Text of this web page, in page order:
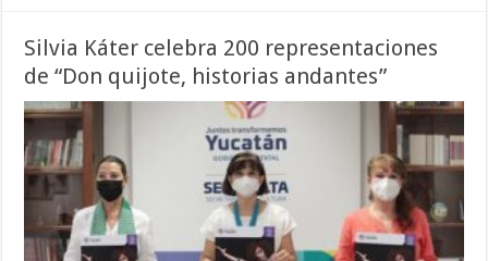
Silvia Káter celebra 200 representaciones
de “Don quijote, historias andantes”